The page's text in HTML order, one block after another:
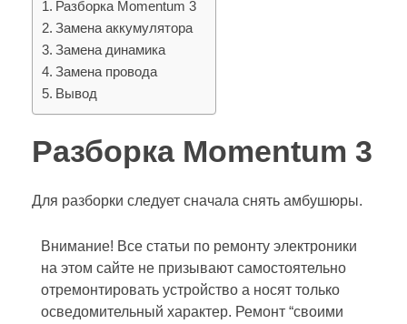
Разборка Momentum 3
Замена аккумулятора
Замена динамика
Замена провода
Вывод
Разборка Momentum 3
Для разборки следует сначала снять амбушюры.
Внимание! Все статьи по ремонту электроники
на этом сайте не призывают самостоятельно
отремонтировать устройство а носят только
осведомительный характер. Ремонт “своими